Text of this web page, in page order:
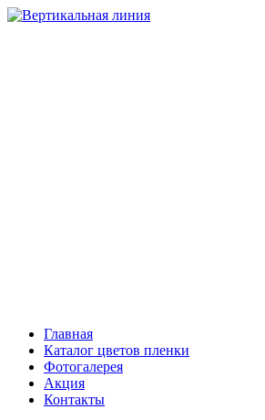
Главная
Каталог цветов пленки
Фотогалерея
Акция
Контакты